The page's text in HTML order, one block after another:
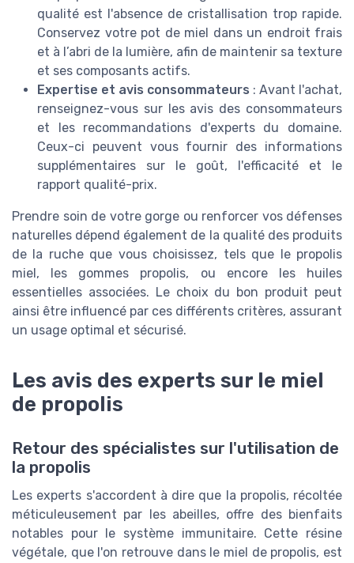
qualité est l'absence de cristallisation trop rapide.
Conservez votre pot de miel dans un endroit frais
et à l’abri de la lumière, afin de maintenir sa texture
et ses composants actifs.
Expertise et avis consommateurs : Avant l'achat,
renseignez-vous sur les avis des consommateurs
et les recommandations d'experts du domaine.
Ceux-ci peuvent vous fournir des informations
supplémentaires sur le goût, l'efficacité et le
rapport qualité-prix.
Prendre soin de votre gorge ou renforcer vos défenses
naturelles dépend également de la qualité des produits
de la ruche que vous choisissez, tels que le propolis
miel, les gommes propolis, ou encore les huiles
essentielles associées. Le choix du bon produit peut
ainsi être influencé par ces différents critères, assurant
un usage optimal et sécurisé.
Les avis des experts sur le miel
de propolis
Retour des spécialistes sur l'utilisation de
la propolis
Les experts s'accordent à dire que la propolis, récoltée
méticuleusement par les abeilles, offre des bienfaits
notables pour le système immunitaire. Cette résine
végétale, que l'on retrouve dans le miel de propolis, est